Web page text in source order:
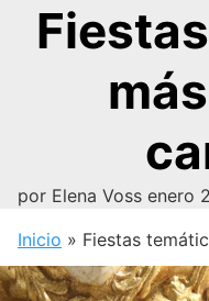
por Elena Voss enero
Inicio » Fiestas